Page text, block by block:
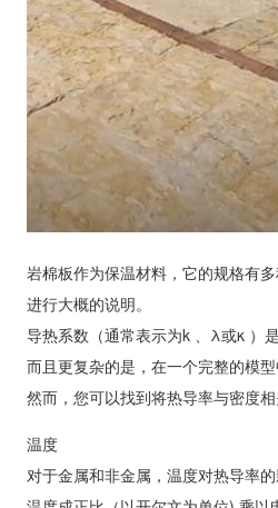
岩棉板作为保温材料，它的规格有
进行大概的说明。
导热系数（通常表示为k 、λ或κ ）
而且更复杂的是，在一个完整的模
然而，您可以找到将热导率与密度
温度
对于金属和非金属，温度对热导率